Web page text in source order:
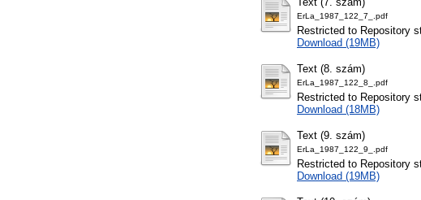
ErLa_1987_122_7_.pdf
Restricted to Repository
Download (19MB)
Text (8. szám)
ErLa_1987_122_8_.pdf
Restricted to Repository
Download (18MB)
Text (9. szám)
ErLa_1987_122_9_.pdf
Restricted to Repository
Download (19MB)